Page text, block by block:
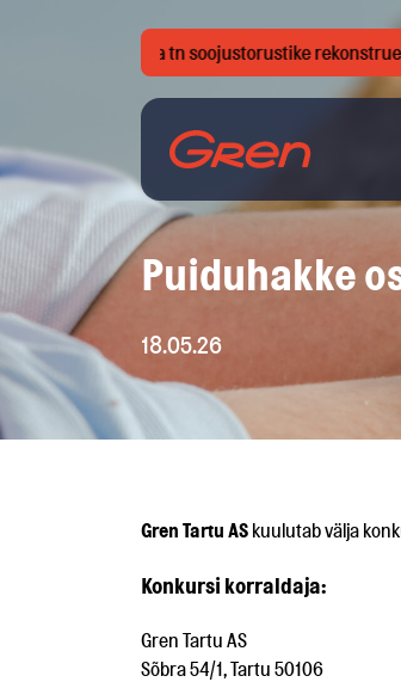
Sinika-Mesika tn soojustorustike
Puiduhakke
18.05.26
Gren Tartu AS kuulutab välja
Konkursi korraldaja:
Gren Tartu AS
Sõbra 54/1, Tartu 50106